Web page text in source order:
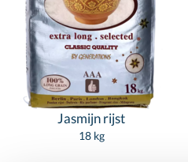
Jasmijn rijst
18 kg